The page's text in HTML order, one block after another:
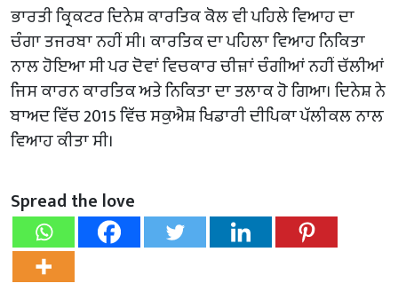
ਭਾਰਤੀ ਕ੍ਰਿਕਟਰ ਦਿਨੇਸ਼ ਕਾਰਤਿਕ ਕੋਲ ਵੀ ਪਹਿਲੇ ਵਿਆਹ ਦਾ
ਚੰਗਾ ਤਜਰਬਾ ਨਹੀਂ ਸੀ। ਕਾਰਤਿਕ ਦਾ ਪਹਿਲਾ ਵਿਆਹ ਨਿਕਿਤਾ
ਨਾਲ ਹੋਇਆ ਸੀ ਪਰ ਦੋਵਾਂ ਵਿਚਕਾਰ ਚੀਜ਼ਾਂ ਚੰਗੀਆਂ ਨਹੀਂ ਚੱਲੀਆਂ
ਜਿਸ ਕਾਰਨ ਕਾਰਤਿਕ ਅਤੇ ਨਿਕਿਤਾ ਦਾ ਤਲਾਕ ਹੋ ਗਿਆ। ਦਿਨੇਸ਼ ਨੇ
ਬਾਅਦ ਵਿੱਚ 2015 ਵਿੱਚ ਸਕੁਐਸ਼ ਖਿਡਾਰੀ ਦੀਪਿਕਾ ਪੱਲੀਕਲ ਨਾਲ
ਵਿਆਹ ਕੀਤਾ ਸੀ।
Spread the love